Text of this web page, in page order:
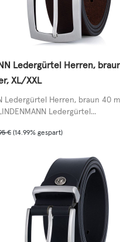
Ledergürtel Herren,
XL/XXL
Ledergürtel Herren, braun 40
Ledergürtel...
Preis:
€(14.99% gespart)